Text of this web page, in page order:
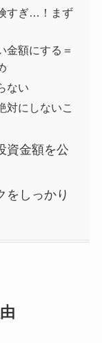
すぎ…！まず
金額にする＝
ない
対にしないこ
資金額を公
をしっかり